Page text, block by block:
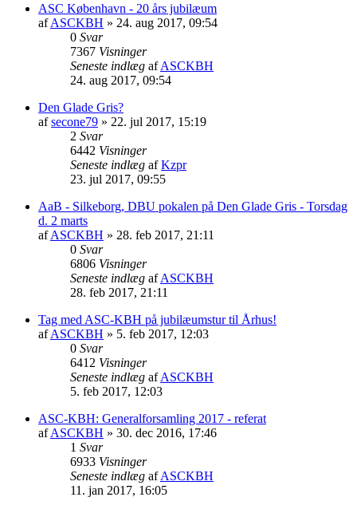
ASC København - 20 års jubilæum
afASCKBH » 24. aug 2017, 09:54
0 Svar
7367 Visninger
Seneste indlæg afASCKBH
24. aug 2017, 09:54
Den Glade Gris?
afsecone79 » 22. jul 2017, 15:19
2 Svar
6442 Visninger
Seneste indlæg afKzpr
23. jul 2017, 09:55
AaB - Silkeborg, DBU pokalen på Den Glade Gris - Torsdag
d. 2 marts
afASCKBH » 28. feb 2017, 21:11
0 Svar
6806 Visninger
Seneste indlæg afASCKBH
28. feb 2017, 21:11
Tag med ASC-KBH på jubilæumstur til Århus!
afASCKBH » 5. feb 2017, 12:03
0 Svar
6412 Visninger
Seneste indlæg afASCKBH
5. feb 2017, 12:03
ASC-KBH: Generalforsamling 2017 - referat
afASCKBH » 30. dec 2016, 17:46
1 Svar
6933 Visninger
Seneste indlæg afASCKBH
11. jan 2017, 16:05